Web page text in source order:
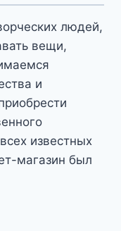
людей,
вещи,
и
известных
магазин был